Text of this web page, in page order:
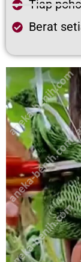
Tiap
Berat